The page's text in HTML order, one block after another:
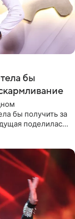
бы
бы получить за
поделилась